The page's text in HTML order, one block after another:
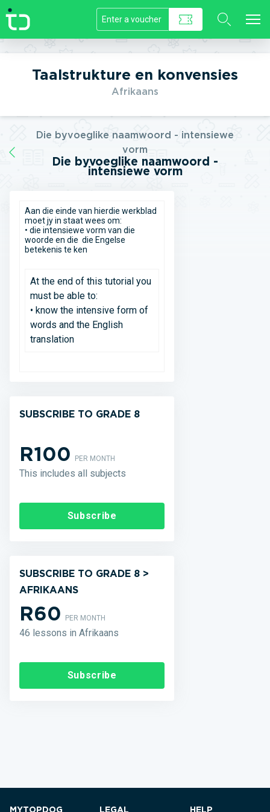
//]]>
Taalstrukture en konvensies
Afrikaans
Die byvoeglike naamwoord - intensiewe
vorm
Die byvoeglike naamwoord -
intensiewe vorm
Aan die einde van hierdie werkblad
moet jy in staat wees om:
• die intensiewe vorm van die
woorde en die die Engelse
betekenis te ken
At the end of this tutorial you
must be able to:
• know the intensive form of
words and the English
translation
SUBSCRIBE TO GRADE 8
R100PER MONTH
This includes all subjects
Subscribe
SUBSCRIBE TO GRADE 8 >
AFRIKAANS
R60PER MONTH
46 lessons in Afrikaans
Subscribe
MYTOPDOG LEGAL HELP